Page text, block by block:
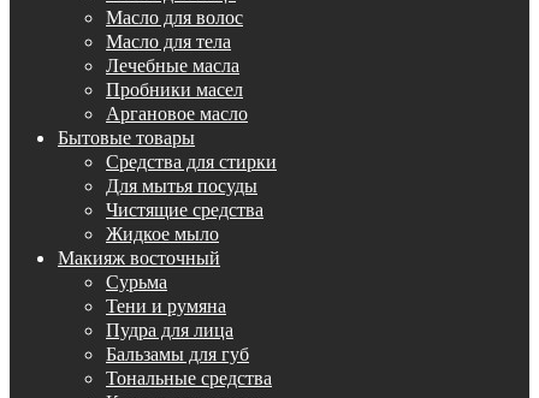
Масло для волос
Масло для тела
Лечебные масла
Пробники масел
Аргановое масло
Бытовые товары
Средства для стирки
Для мытья посуды
Чистящие средства
Жидкое мыло
Макияж восточный
Сурьма
Тени и румяна
Пудра для лица
Бальзамы для губ
Тональные средства